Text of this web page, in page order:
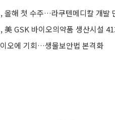
올해 첫 수주…라쿠텐메디칼 개발
美 GSK 바이오의약품 생산시설
오에 기회…생물보안법 본격화